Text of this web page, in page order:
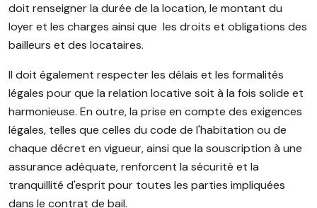
doit renseigner la durée de la location, le montant du
loyer et les charges ainsi que les droits et obligations des
bailleurs et des locataires.
Il doit également respecter les délais et les formalités
légales pour que la relation locative soit à la fois solide et
harmonieuse. En outre, la prise en compte des exigences
légales, telles que celles du code de l'habitation ou de
chaque décret en vigueur, ainsi que la souscription à une
assurance adéquate, renforcent la sécurité et la
tranquillité d'esprit pour toutes les parties impliquées
dans le contrat de bail.